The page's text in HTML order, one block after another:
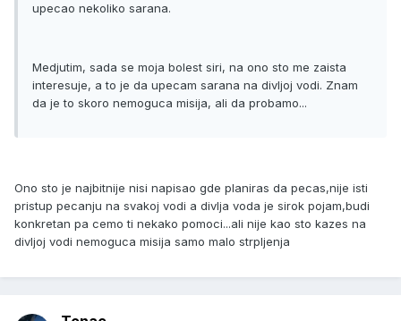
upecao nekoliko sarana.
Medjutim, sada se moja bolest siri, na ono sto me zaista
interesuje, a to je da upecam sarana na divljoj vodi. Znam
da je to skoro nemoguca misija, ali da probamo...
Ono sto je najbitnije nisi napisao gde planiras da pecas,nije isti
pristup pecanju na svakoj vodi a divlja voda je sirok pojam,budi
konkretan pa cemo ti nekako pomoci...ali nije kao sto kazes na
divljoj vodi nemoguca misija samo malo strpljenja